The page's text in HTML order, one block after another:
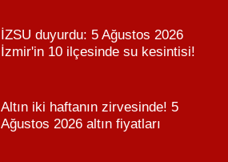
İZSU duyurdu: 5 Ağustos 2026
İzmir'in 10 ilçesinde su kesintisi!
Altın iki haftanın zirvesinde! 5
Ağustos 2026 altın fiyatları